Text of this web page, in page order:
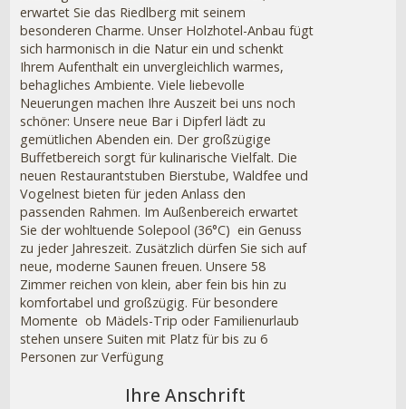
erwartet Sie das Riedlberg mit seinem
besonderen Charme. Unser Holzhotel-Anbau fügt
sich harmonisch in die Natur ein und schenkt
Ihrem Aufenthalt ein unvergleichlich warmes,
behagliches Ambiente. Viele liebevolle
Neuerungen machen Ihre Auszeit bei uns noch
schöner: Unsere neue Bar i Dipferl lädt zu
gemütlichen Abenden ein. Der großzügige
Buffetbereich sorgt für kulinarische Vielfalt. Die
neuen Restaurantstuben Bierstube, Waldfee und
Vogelnest bieten für jeden Anlass den
passenden Rahmen. Im Außenbereich erwartet
Sie der wohltuende Solepool (36°C)  ein Genuss
zu jeder Jahreszeit. Zusätzlich dürfen Sie sich auf
neue, moderne Saunen freuen. Unsere 58
Zimmer reichen von klein, aber fein bis hin zu
komfortabel und großzügig. Für besondere
Momente  ob Mädels-Trip oder Familienurlaub 
stehen unsere Suiten mit Platz für bis zu 6
Personen zur Verfügung
Ihre Anschrift